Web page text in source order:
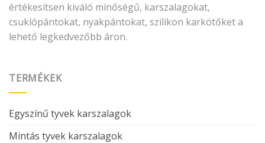
értékesítsen kiváló minőségű, karszalagokat,
csuklópántokat, nyakpántokat, szilikon karkötőket a
lehető legkedvezőbb áron.
TERMÉKEK
Egyszínű tyvek karszalagok
Mintás tyvek karszalagok